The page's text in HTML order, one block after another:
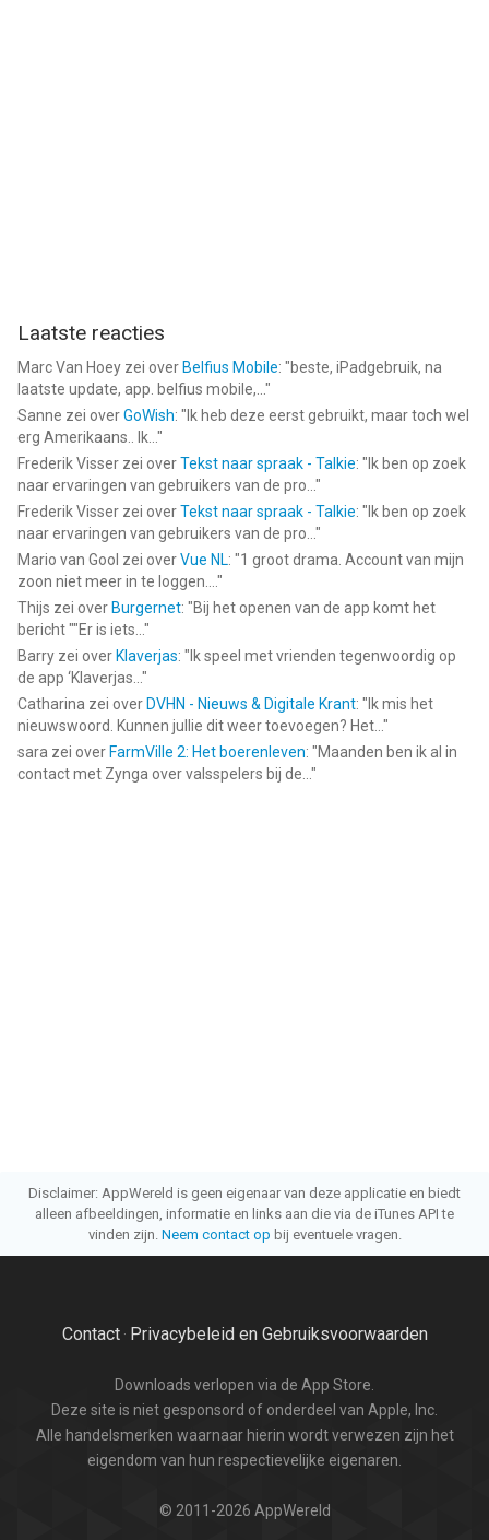
Laatste reacties
Marc Van Hoey zei over Belfius Mobile: "beste, iPadgebruik, na
laatste update, app. belfius mobile,... "
Sanne zei overGoWish: " Ik heb deze eerst gebruikt, maar toch wel
erg Amerikaans.. Ik... "
Frederik Visser zei overTekst naar spraak - Talkie: " Ik ben op zoek
naar ervaringen van gebruikers van de pro... "
Frederik Visser zei overTekst naar spraak - Talkie: " Ik ben op zoek
naar ervaringen van gebruikers van de pro... "
Mario van Gool zei overVue NL: "1 groot drama. Account van mijn
zoon niet meer in te loggen.... "
Thijs zei over Burgernet: "Bij het openen van de app komt het
bericht ""Er is iets... "
Barry zei over Klaverjas: " Ik speel met vrienden tegenwoordig op
de app ‘Klaverjas... "
Catharina zei over DVHN - Nieuws & Digitale Krant: " Ik mis het
nieuwswoord. Kunnen jullie dit weer toevoegen? Het... "
sara zei over FarmVille 2: Het boerenleven: "Maanden ben ik al in
contact met Zynga over valsspelers bij de... "
Disclaimer: AppWereld is geen eigenaar van deze applicatie en biedt
alleen afbeeldingen, informatie en links aan die via de iTunes API te
vinden zijn. Neem contact op bij eventuele vragen.
Contact· Privacybeleid en Gebruiksvoorwaarden
Downloads verlopen via de App Store.
Deze site is niet gesponsord of onderdeel van Apple, Inc.
Alle handelsmerken waarnaar hierin wordt verwezen zijn het
eigendom van hun respectievelijke eigenaren.
© 2011-2026 AppWereld